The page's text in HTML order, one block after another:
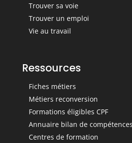
Trouver sa voie
Trouver un emploi
Vie au travail
Ressources
Fiches métiers
Métiers reconversion
Formations éligibles CPF
Annuaire bilan de compétences
Centres de formation